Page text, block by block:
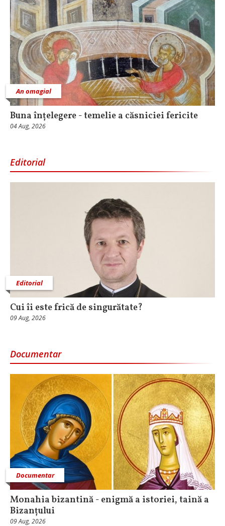
An omagial
Buna înțelegere - temelie a căsniciei fericite
04 Aug, 2026
Editorial
Editorial
Cui îi este frică de singurătate?
09 Aug, 2026
Documentar
Documentar
Monahia bizantină - enigmă a istoriei, taină a
Bizanțului
09 Aug, 2026